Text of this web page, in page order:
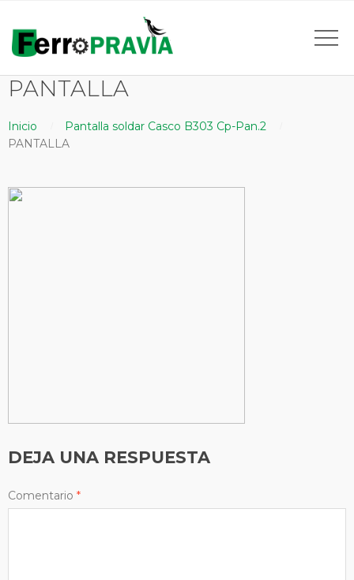
PANTALLA
Inicio
Pantalla soldar Casco B303 Cp-Pan.2
PANTALLA
DEJA UNA RESPUESTA
Comentario *